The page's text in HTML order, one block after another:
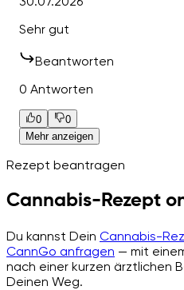
Sehr gut
Beantworten
0 Antworten
0
0
Mehr anzeigen
Rezept beantragen
Cannabis-Rezept
Du kannst Dein Cannabis-
CannGo anfragen — mit
nach einer kurzen ärztlichen
Deinen Weg.